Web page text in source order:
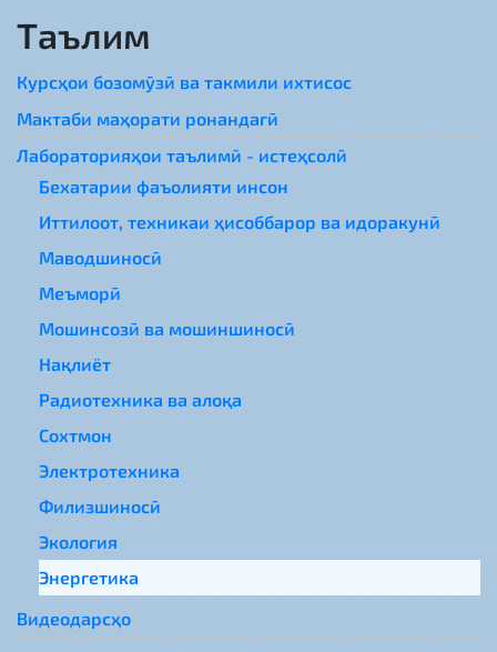
Таълим
Курсҳои бозомӯзӣ ва такмили ихтисос
Мактаби маҳорати ронандагӣ
Лабораторияҳои таълимӣ - истеҳсолӣ
Бехатарии фаъолияти инсон
Иттилоот, техникаи ҳисоббарор ва идоракунӣ
Маводшиносӣ
Меъморӣ
Мошинсозӣ ва мошиншиносӣ
Нақлиёт
Радиотехника ва алоқа
Сохтмон
Электротехника
Филизшиносӣ
Экология
Энергетика
Видеодарсҳо